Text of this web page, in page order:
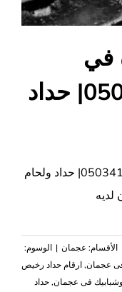
في
عجمان |0503418441| حداد
حداد واعمال حدادة في عجمان |0503418441| حداد ولحام
لديه
الأقسام: عجمان | الوسوم:
عجمان, ارقام حداد رخيص
وشبابيك فى عجمان, حداد